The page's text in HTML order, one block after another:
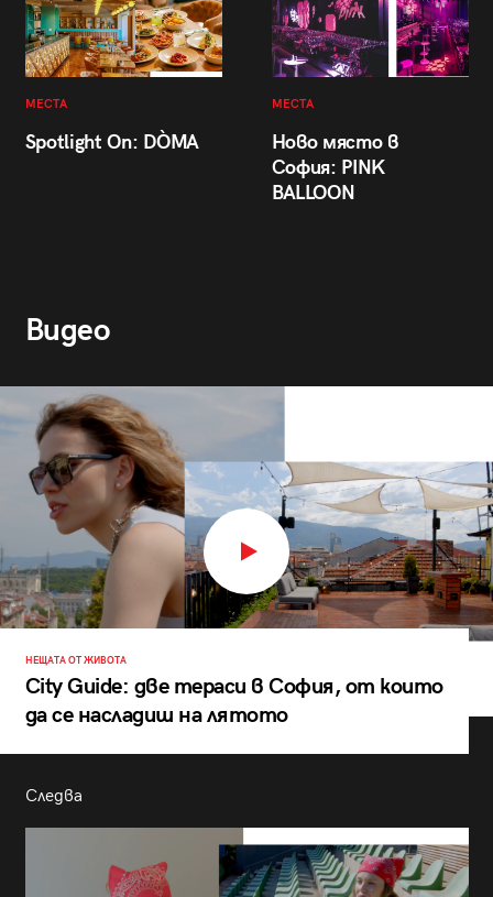
МЕСТА
Spotlight On: DÒMA
МЕСТА
Ново място в
София: PINK
BALLOON
Видео
НЕЩАТА ОТ ЖИВОТА
City Guide: две тераси в София, от които
да се насладиш на лятото
Следва